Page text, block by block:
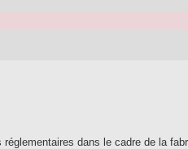
dans le cadre de la